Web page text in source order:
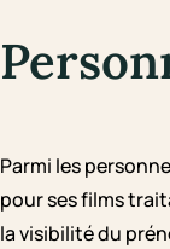
Parmi les
pour ses films
la visibilité du